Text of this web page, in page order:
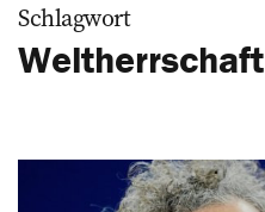
Schlagwort
Weltherrschaft